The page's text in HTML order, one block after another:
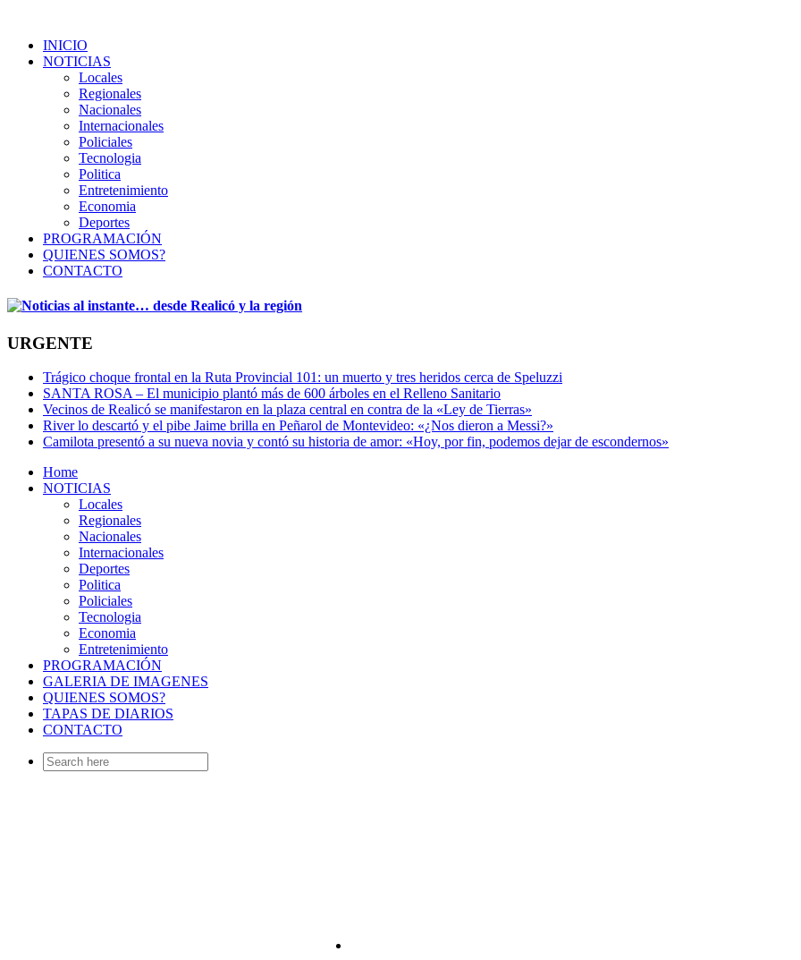
INICIO
NOTICIAS
Locales
Regionales
Nacionales
Internacionales
Policiales
Tecnologia
Politica
Entretenimiento
Economia
Deportes
PROGRAMACIÓN
QUIENES SOMOS?
CONTACTO
URGENTE
Trágico choque frontal en la Ruta Provincial 101: un muerto y tres heridos cerca de Speluzzi
SANTA ROSA – El municipio plantó más de 600 árboles en el Relleno Sanitario
Vecinos de Realicó se manifestaron en la plaza central en contra de la «Ley de Tierras»
River lo descartó y el pibe Jaime brilla en Peñarol de Montevideo: «¿Nos dieron a Messi?»
Camilota presentó a su nueva novia y contó su historia de amor: «Hoy, por fin, podemos dejar de escondernos»
Home
NOTICIAS
Locales
Regionales
Nacionales
Internacionales
Deportes
Politica
Policiales
Tecnologia
Economia
Entretenimiento
PROGRAMACIÓN
GALERIA DE IMAGENES
QUIENES SOMOS?
TAPAS DE DIARIOS
CONTACTO
Search
for: